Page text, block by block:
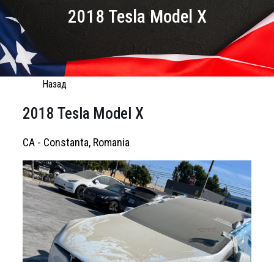
2018 Tesla Model X
Назад
2018 Tesla Model X
CA - Constanta, Romania